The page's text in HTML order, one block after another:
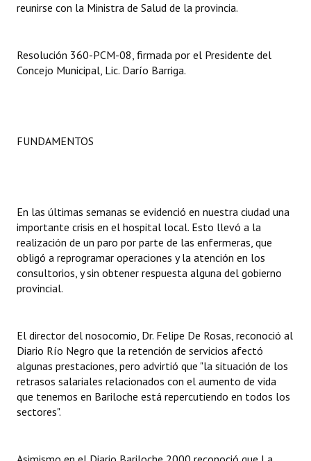
NORMATIVA
Declaraciones
Noticias Destacadas
Registros y Distinciones
Datos Históricos
Audiencias Públicas - Registro
Mujeres que Dejaron Huellas - Registro
Periodistas Decanos - Registro
Ciudadano Ilustre - Registro
reunirse con la Ministra de Salud de la provincia.
Resolución 360-PCM-08, firmada por el Presidente del
Concejo Municipal, Lic. Darío Barriga.
FUNDAMENTOS
En las últimas semanas se evidenció en nuestra ciudad una
importante crisis en el hospital local. Esto llevó a la
realización de un paro por parte de las enfermeras, que
obligó a reprogramar operaciones y la atención en los
consultorios, y sin obtener respuesta alguna del gobierno
provincial.
El director del nosocomio, Dr. Felipe De Rosas, reconoció al
Diario Río Negro que la retención de servicios afectó
algunas prestaciones, pero advirtió que "la situación de los
retrasos salariales relacionados con el aumento de vida
que tenemos en Bariloche está repercutiendo en todos los
sectores".